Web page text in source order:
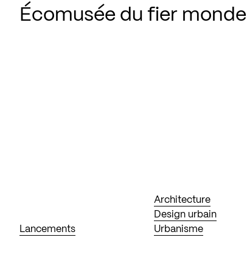
Écomusée du fier monde
Lancements
Architecture
Design urbain
Urbanisme